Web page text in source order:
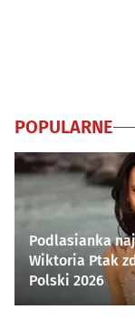
POPULARNE
Podlasianka
Wiktoria Ptak
Polski 2026